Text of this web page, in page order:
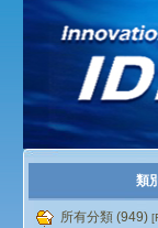
類
所有分類 (949)